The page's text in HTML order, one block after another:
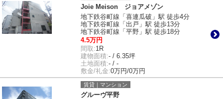
Joie Meison ジョアメゾン
地下鉄谷町線「喜連瓜破」駅 徒歩4分
地下鉄谷町線「出戸」駅 徒歩13分
地下鉄谷町線「平野」駅 徒歩18分
4.5万円
間取:1R
建物面積:- / 6.35坪
土地面積:- / -
敷金/礼金:0万円/0万円
賃貸｜マンション
グルーヴ平野